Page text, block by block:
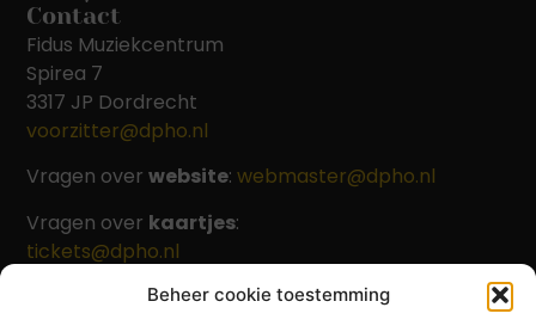
Beheer cookie toestemming
Contact
Fidus Muziekcentrum
Spirea 7
3317 JP Dordrecht
voorzitter@dpho.nl
Vragen overwebsite:webmaster@dpho.nl
Vragen over kaartjes:
tickets@dpho.nl